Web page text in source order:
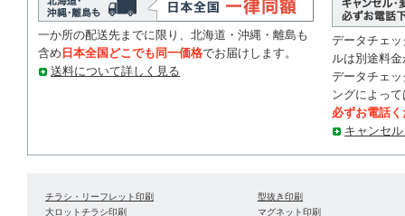
一か所の配送先までに限り、北海道・沖縄・離島も
含め 日本全国どこでも同一価格でお届けします。
送料について詳しく見る
データチェ
ルは別途料
データチェ
ングによっ
必ずお電話
キャンセ
チラシ・リーフレット印刷
大ロットチラシ印刷
型抜き印刷
マグネット印刷